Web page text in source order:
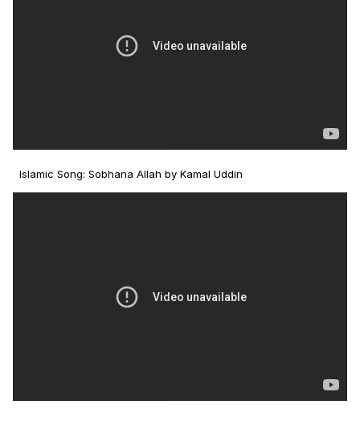
Islamic Song: Sobhana Allah by Kamal Uddin